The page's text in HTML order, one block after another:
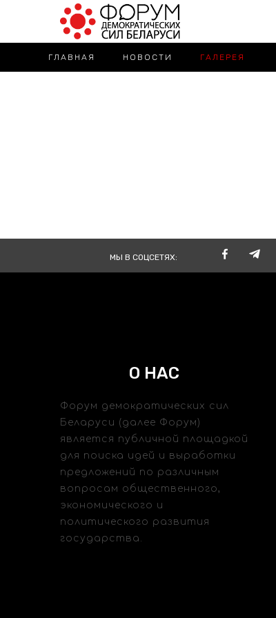
ГЛАВНАЯ НОВОСТИ ГАЛЕРЕЯ
МЫ В СОЦСЕТЯХ:
О НАС
Форум демократических сил
Беларуси (далее Форум)
является публичной площадкой
для поиска идей и выработки
предложений по различным
вопросам общественного,
экономического и
политического развития
государства.